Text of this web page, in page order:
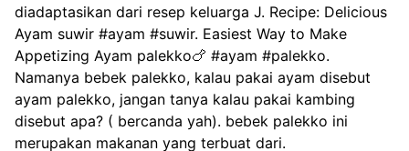
diadaptasikan dari resep keluarga J. Recipe: Delicious
Ayam suwir #ayam #suwir. Easiest Way to Make
Appetizing Ayam palekko🍗 #ayam #palekko.
Namanya bebek palekko, kalau pakai ayam disebut
ayam palekko, jangan tanya kalau pakai kambing
disebut apa? ( bercanda yah). bebek palekko ini
merupakan makanan yang terbuat dari.